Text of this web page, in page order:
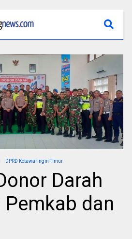
DPRD Kotawaringin Timur
Darah
Pemkab dan